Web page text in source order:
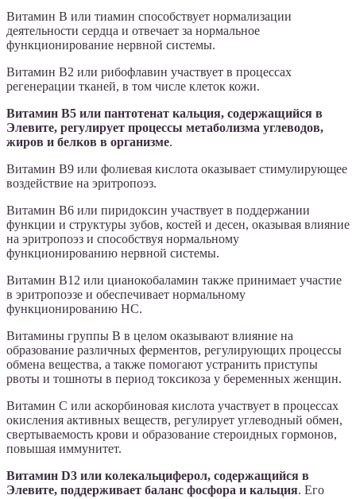
Витамин B или тиамин способствует нормализации
деятельности сердца и отвечает за нормальное
функционирование нервной системы.
Витамин В2 или рибофлавин участвует в процессах
регенерации тканей, в том числе клеток кожи.
Витамин В5 или пантотенат кальция, содержащийся в
Элевите, регулирует процессы метаболизма углеводов,
жиров и белков в организме.
Витамин В9 или фолиевая кислота оказывает стимулирующее
воздействие на эритропоэз.
Витамин B6 или пиридоксин участвует в поддержании
функции и структуры зубов, костей и десен, оказывая влияние
на эритропоэз и способствуя нормальному
функционированию нервной системы.
Витамин B12 или цианокобаламин также принимает участие
в эритропоэзе и обеспечивает нормальному
функционированию НС.
Витамины группы B в целом оказывают влияние на
образование различных ферментов, регулирующих процессы
обмена вещества, а также помогают устранить приступы
рвоты и тошноты в период токсикоза у беременных женщин.
Витамин С или аскорбиновая кислота участвует в процессах
окисления активных веществ, регулирует углеводный обмен,
свертываемость крови и образование стероидных гормонов,
повышая иммунитет.
Витамин D3 или колекальциферол, содержащийся в
Элевите, поддерживает баланс фосфора и кальция. Его